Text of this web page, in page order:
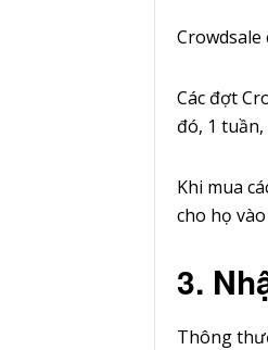
Các đợt
đó, 1
Khi mua
cho họ
3.
Thông